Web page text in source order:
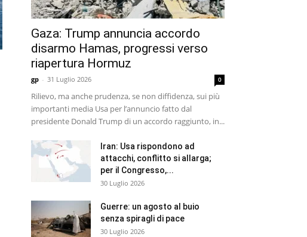
Gaza: Trump annuncia accordo
disarmo Hamas, progressi verso
riapertura Hormuz
gp - 31 Luglio 2026 0
Rilievo, ma anche prudenza, se non diffidenza, sui più
importanti media Usa per l’annuncio fatto dal
presidente Donald Trump di un accordo raggiunto, in...
Iran: Usa rispondono ad
attacchi, conflitto si allarga;
per il Congresso,...
30 Luglio 2026
Guerre: un agosto al buio
senza spiragli di pace
30 Luglio 2026